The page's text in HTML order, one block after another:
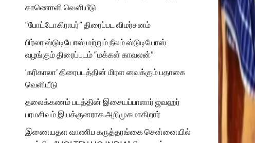
காணொளி வெளியீடு
“போட்டோகிராபர்” திரைப்பட விமர்சனம்
பிர்லா ஸ்டுடியோஸ் மற்றும் நீலம் ஸ்டுடியோஸ்
வழங்கும் திரைப்படம் “மக்கள் காவலன்”
‘கரிகாலா’ திரைபடத்தின் மிரள வைக்கும் பதாகை
வெளியீடு
தலைக்கணம் படத்தின் இசையப்பாளார் ஜவஹர்
பரமசிவம் இயக்குனராக அறிமுகமாகிறார்
இணையதள வாணிப கருத்தரங்கை சென்னையில்